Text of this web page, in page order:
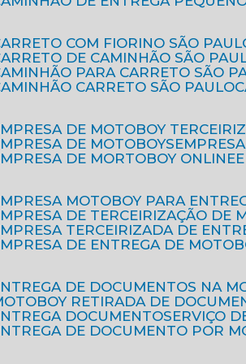
CARRETO COM FIORINO SÃO
CARRETO DE CAMINHÃO SÃO
CAMINHÃO PARA CARRETO SÃO
CAMINHÃO CARRETO SÃO PAULO
EMPRESA DE MOTOBOY
EMPRESA DE MOTOBOYS
EMPRESA DE MORTOBOY ONLINE
EMPRESA MOTOBOY PARA
EMPRESA DE TERCEIRIZAÇÃO DE
EMPRESA TERCEIRIZADA DE
EMPRESA DE ENTREGA DE
ENTREGA DE DOCUMENTOS NA
MOTOBOY RETIRADA DE
ENTREGA DOCUMENTO
SERVIÇO
ENTREGA DE DOCUMENTO POR